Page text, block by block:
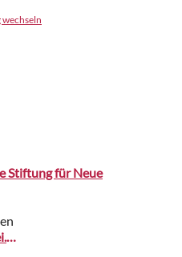
Stiftung für Neue
www.musikbrennerei.de